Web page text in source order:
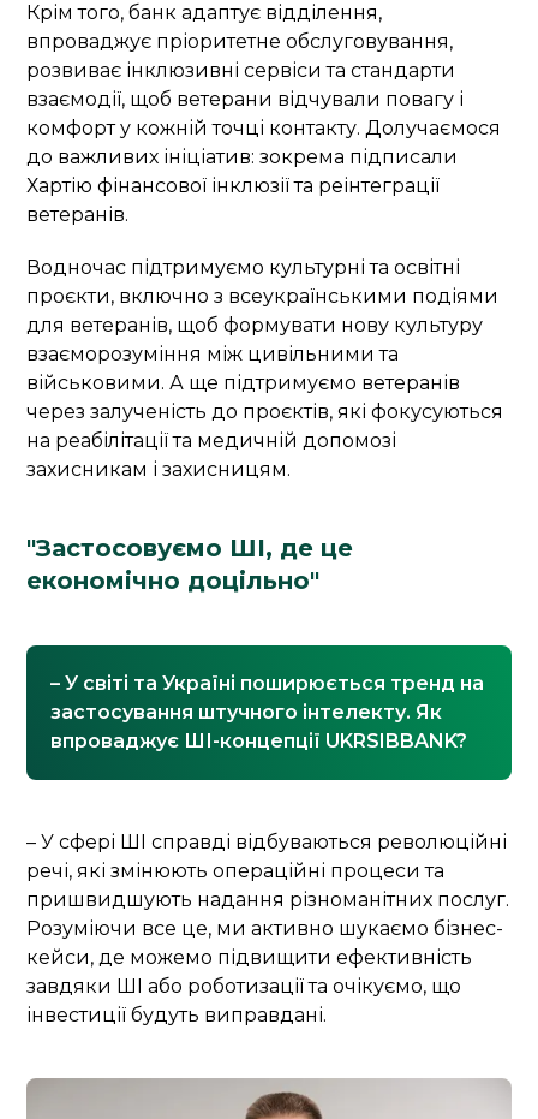
Крім того, банк адаптує відділення,
впроваджує пріоритетне обслуговування,
розвиває інклюзивні сервіси та стандарти
взаємодії, щоб ветерани відчували повагу і
комфорт у кожній точці контакту. Долучаємося
до важливих ініціатив: зокрема підписали
Хартію фінансової інклюзії та реінтеграції
ветеранів.
Водночас підтримуємо культурні та освітні
проєкти, включно з всеукраїнськими подіями
для ветеранів, щоб формувати нову культуру
взаєморозуміння між цивільними та
військовими. А ще підтримуємо ветеранів
через залученість до проєктів, які фокусуються
на реабілітації та медичній допомозі
захисникам і захисницям.
"Застосовуємо ШІ, де це
економічно доцільно"
– У світі та Україні поширюється тренд на
застосування штучного інтелекту. Як
впроваджує ШІ-концепції UKRSIBBANK?
– У сфері ШІ справді відбуваються революційні
речі, які змінюють операційні процеси та
пришвидшують надання різноманітних послуг.
Розуміючи все це, ми активно шукаємо бізнес-
кейси, де можемо підвищити ефективність
завдяки ШІ або роботизації та очікуємо, що
інвестиції будуть виправдані.